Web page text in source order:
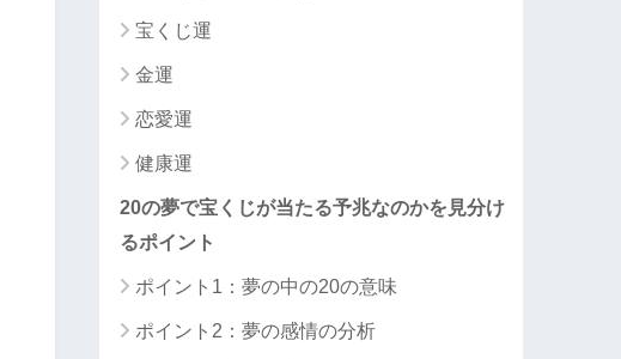
宝くじ運
金運
恋愛運
健康運
20の夢で宝くじが当たる予兆なのかを見分け
るポイント
ポイント1：夢の中の20の意味
ポイント2：夢の感情の分析